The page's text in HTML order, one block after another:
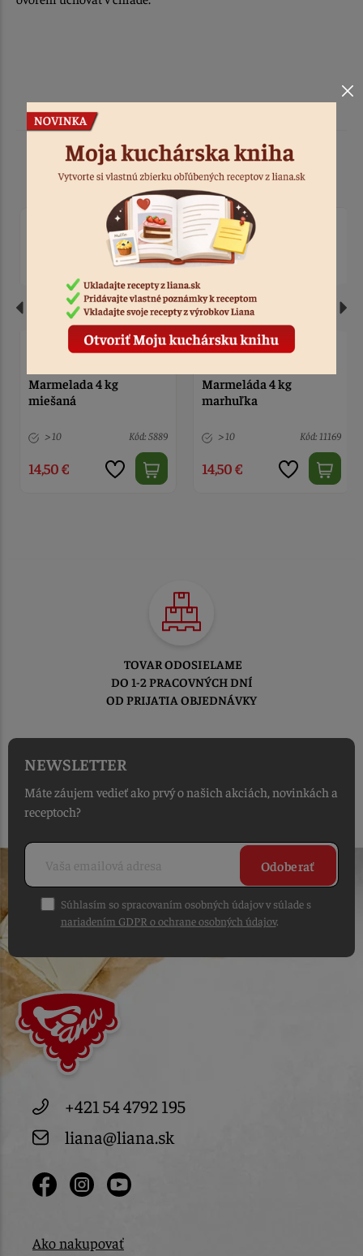
Podobné produkty
Marmelada 4 kg
miešaná
> 10 Kód: 5889
14,50 €
Marmeláda 4 kg
marhuľka
> 10 Kód: 11169
14,50 €
TOVAR ODOSIELAME
DO 1-2 PRACOVNÝCH DNÍ
OD PRIJATIA OBJEDNÁVKY
NEWSLETTER
Máte záujem vedieť ako prvý o našich akciách, novinkách a
receptoch?
Odoberať
Súhlasím so spracovaním osobných údajov v súlade s
nariadením GDPR o ochrane osobných údajov.
+421 54 4792 195
liana@liana.sk
Ako nakupovať